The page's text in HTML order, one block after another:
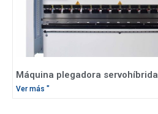
Máquina plegadora servohíbrida
Ver más "